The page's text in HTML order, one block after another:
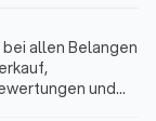
allen Belangen
und